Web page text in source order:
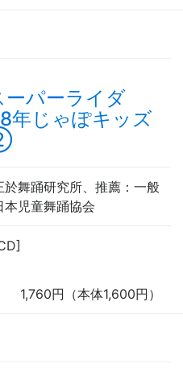
ーパーライダ
じゃぽキッズ
於舞踊研究所、 推薦 ：一般
本児童舞踊協会
1,760円（本体1,600円）